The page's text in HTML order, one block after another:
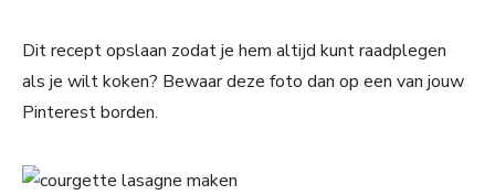
Dit recept opslaan zodat je hem altijd kunt raadplegen
als je wilt koken? Bewaar deze foto dan op een van jouw
Pinterest borden.